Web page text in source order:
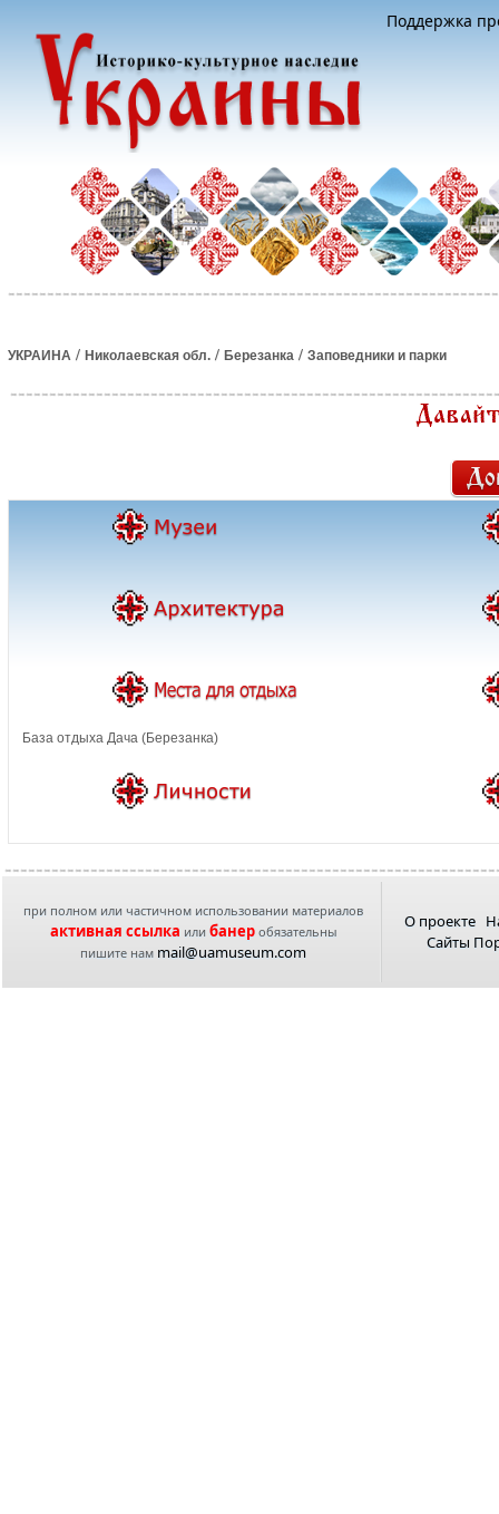
Поддержка
УКРАИНА / Николаевская обл. / Березанка / Заповедники и парки
База отдыха Дача (Березанка)
при полном или частичном использовании материалов
активная ссылка или банеробязательны
пишите нам mail@uamuseum.com
О проекте
Сайты